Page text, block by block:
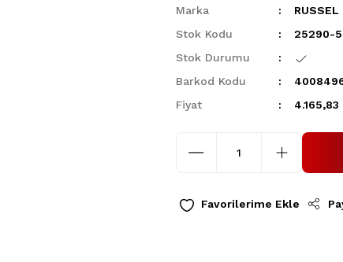
Marka
RUSSEL
Stok Kodu
25290-
Stok Durumu
Barkod Kodu
Fiyat
4.165,83